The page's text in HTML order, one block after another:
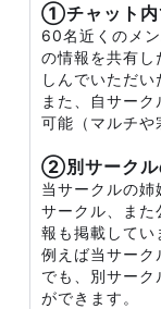
①チャット内
60名近くのメ
の情報を共有し
しんでいただい
また、自サー
可能（マルチや
②別サークル
当サークルの
サークル、また
報も掲載してい
例えば当サーク
でも、別サーク
ができます。